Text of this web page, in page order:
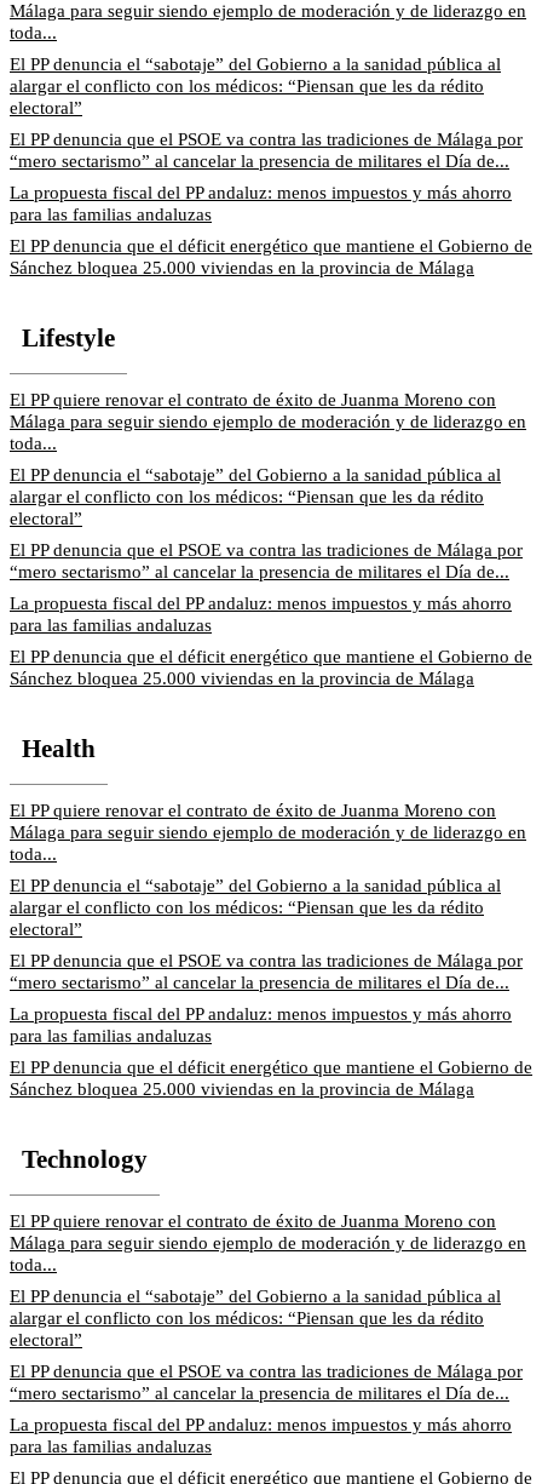
Málaga para seguir siendo ejemplo de moderación y de liderazgo en
toda...
El PP denuncia el “sabotaje” del Gobierno a la sanidad pública al
alargar el conflicto con los médicos: “Piensan que les da rédito
electoral”
El PP denuncia que el PSOE va contra las tradiciones de Málaga por
“mero sectarismo” al cancelar la presencia de militares el Día de...
La propuesta fiscal del PP andaluz: menos impuestos y más ahorro
para las familias andaluzas
El PP denuncia que el déficit energético que mantiene el Gobierno de
Sánchez bloquea 25.000 viviendas en la provincia de Málaga
Lifestyle
El PP quiere renovar el contrato de éxito de Juanma Moreno con
Málaga para seguir siendo ejemplo de moderación y de liderazgo en
toda...
El PP denuncia el “sabotaje” del Gobierno a la sanidad pública al
alargar el conflicto con los médicos: “Piensan que les da rédito
electoral”
El PP denuncia que el PSOE va contra las tradiciones de Málaga por
“mero sectarismo” al cancelar la presencia de militares el Día de...
La propuesta fiscal del PP andaluz: menos impuestos y más ahorro
para las familias andaluzas
El PP denuncia que el déficit energético que mantiene el Gobierno de
Sánchez bloquea 25.000 viviendas en la provincia de Málaga
Health
El PP quiere renovar el contrato de éxito de Juanma Moreno con
Málaga para seguir siendo ejemplo de moderación y de liderazgo en
toda...
El PP denuncia el “sabotaje” del Gobierno a la sanidad pública al
alargar el conflicto con los médicos: “Piensan que les da rédito
electoral”
El PP denuncia que el PSOE va contra las tradiciones de Málaga por
“mero sectarismo” al cancelar la presencia de militares el Día de...
La propuesta fiscal del PP andaluz: menos impuestos y más ahorro
para las familias andaluzas
El PP denuncia que el déficit energético que mantiene el Gobierno de
Sánchez bloquea 25.000 viviendas en la provincia de Málaga
Technology
El PP quiere renovar el contrato de éxito de Juanma Moreno con
Málaga para seguir siendo ejemplo de moderación y de liderazgo en
toda...
El PP denuncia el “sabotaje” del Gobierno a la sanidad pública al
alargar el conflicto con los médicos: “Piensan que les da rédito
electoral”
El PP denuncia que el PSOE va contra las tradiciones de Málaga por
“mero sectarismo” al cancelar la presencia de militares el Día de...
La propuesta fiscal del PP andaluz: menos impuestos y más ahorro
para las familias andaluzas
El PP denuncia que el déficit energético que mantiene el Gobierno de